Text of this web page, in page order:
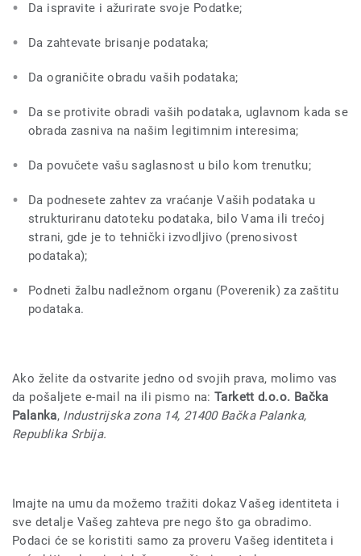
Da ispravite i ažurirate svoje Podatke;
Da zahtevate brisanje podataka;
Da ograničite obradu vaših podataka;
Da se protivite obradi vaših podataka, uglavnom kada se
obrada zasniva na našim legitimnim interesima;
Da povučete vašu saglasnost u bilo kom trenutku;
Da podnesete zahtev za vraćanje Vaših podataka u
strukturiranu datoteku podataka, bilo Vama ili trećoj
strani, gde je to tehnički izvodljivo (prenosivost
podataka);
Podneti žalbu nadležnom organu (Poverenik) za zaštitu
podataka.
Ako želite da ostvarite jedno od svojih prava, molimo vas
da pošaljete e-mail na ili pismo na:Tarkett d.o.o. Bačka
Palanka, Industrijska zona 14, 21400 Bačka Palanka,
Republika Srbija.
Imajte na umu da možemo tražiti dokaz Vašeg identiteta i
sve detalje Vašeg zahteva pre nego što ga obradimo.
Podaci će se koristiti samo za proveru Vašeg identiteta i